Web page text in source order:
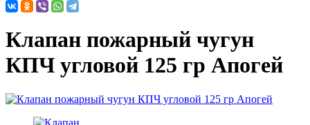
Клапан пожарный чугун
КПЧ угловой 125 гр Апогей